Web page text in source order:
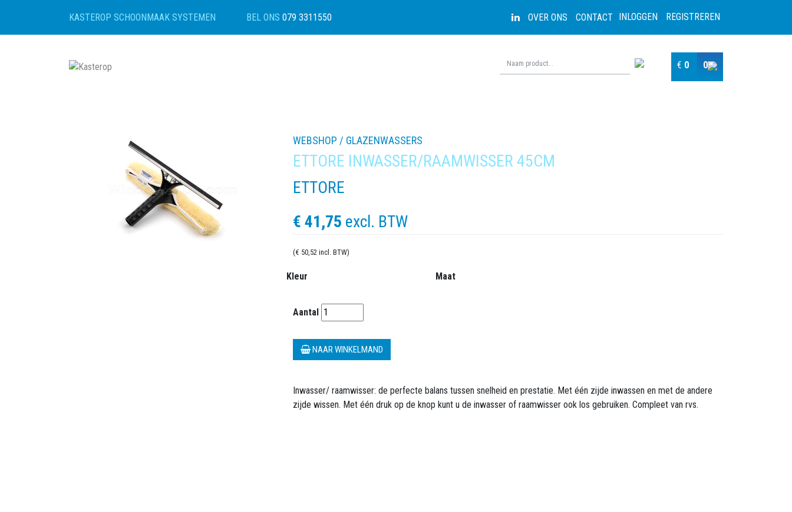
KASTEROP SCHOONMAAK SYSTEMEN BEL ONS 079 3311550 INLOGGEN REGISTREREN
OVER ONS CONTACT
€ 0 0
WEBSHOP / GLAZENWASSERS
ETTORE INWASSER/RAAMWISSER 45CM
ETTORE
€ 41,75 excl. BTW
(€ 50,52 incl. BTW)
Kleur Maat
Aantal
NAAR WINKELMAND
Inwasser/ raamwisser: de perfecte balans tussen snelheid en prestatie. Met één zijde inwassen en met de andere
zijde wissen. Met één druk op de knop kunt u de inwasser of raamwisser ook los gebruiken. Compleet van rvs.